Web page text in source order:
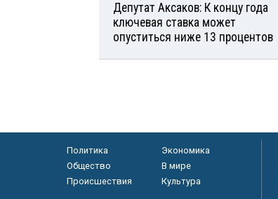
Депутат Аксаков: К концу года
ключевая ставка может
опуститься ниже 13 процентов
Политика
Экономика
Общество
В мире
Происшествия
Культура